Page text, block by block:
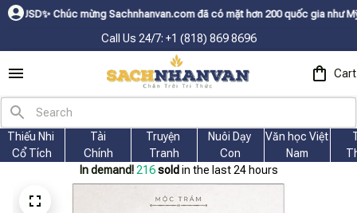
mừng Sachnhanvan.com đã có mặt hơn 200 quốc gia như Mỹ, Canada, Úc,
Call Us 24/7: +1 (818) 869 8696
Cart
Thiếu Nhi
Cổ Tích
Tài
Chính
Truyện
Tranh
Nuôi Dạy
Con
Văn học Việt
Nam
In demand! 216 sold in the last 24 hours